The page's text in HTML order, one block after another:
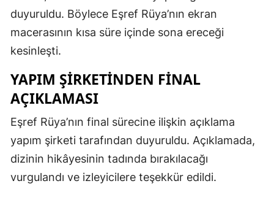
duyuruldu. Böylece Eşref Rüya’nın ekran
macerasının kısa süre içinde sona ereceği
kesinleşti.
YAPIM ŞIRKETINDEN FINAL
AÇIKLAMASI
Eşref Rüya’nın final sürecine ilişkin açıklama
yapım şirketi tarafından duyuruldu. Açıklamada,
dizinin hikâyesinin tadında bırakılacağı
vurgulandı ve izleyicilere teşekkür edildi.